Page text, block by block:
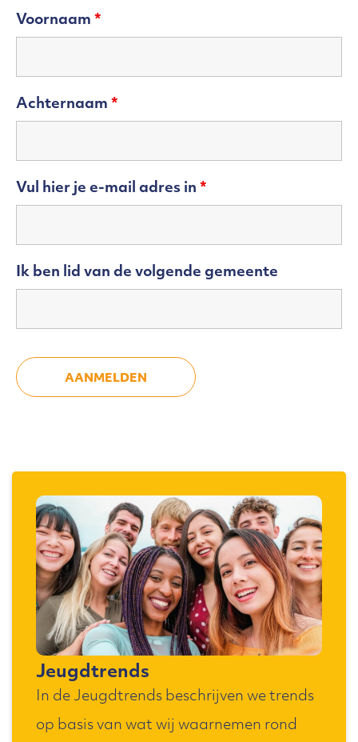
Voornaam *
Achternaam *
Vul hier je e-mail adres in *
Ik ben lid van de volgende gemeente
Jeugdtrends
In de Jeugdtrends beschrijven we trends
op basis van wat wij waarnemen rond